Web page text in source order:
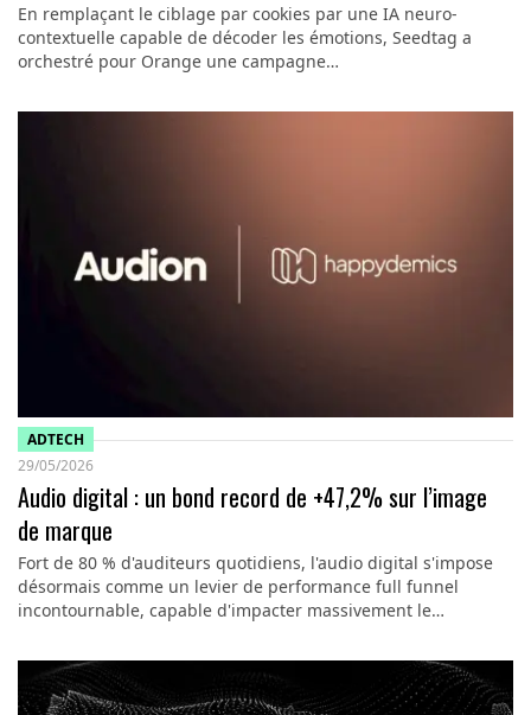
En remplaçant le ciblage par cookies par une IA neuro-
contextuelle capable de décoder les émotions, Seedtag a
orchestré pour Orange une campagne…
ADTECH
29/05/2026
Audio digital : un bond record de +47,2% sur l’image
de marque
Fort de 80 % d'auditeurs quotidiens, l'audio digital s'impose
désormais comme un levier de performance full funnel
incontournable, capable d'impacter massivement le…